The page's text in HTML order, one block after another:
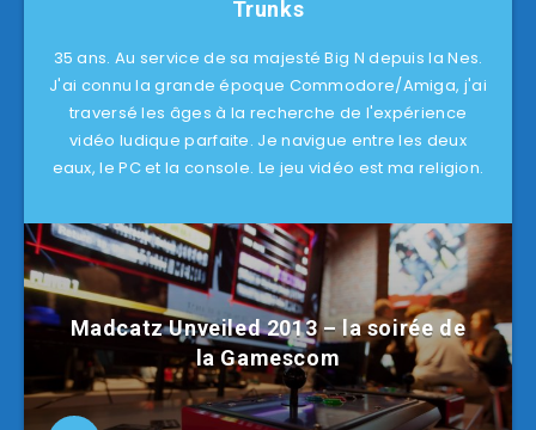
Trunks
35 ans. Au service de sa majesté Big N depuis la Nes.
J'ai connu la grande époque Commodore/Amiga, j'ai
traversé les âges à la recherche de l'expérience
vidéo ludique parfaite. Je navigue entre les deux
eaux, le PC et la console. Le jeu vidéo est ma religion.
Madcatz Unveiled 2013 – la soirée de
la Gamescom